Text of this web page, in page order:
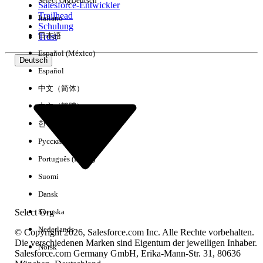
Erfahrung
Keine Ergebnisse
Salesforce-Entwickler
Trailhead
Schulung
Trust
Deutsch
Select Org
Italiano
日本語
Español (México)
Español
中文（简体）
中文（繁體）
한국어
Русский
Português (Brasil)
Suomi
Dansk
Svenska
Nederlands
Norsk
© Copyright 2026, Salesforce.com Inc. Alle Rechte vorbehalten.
Die verschiedenen Marken sind Eigentum der jeweiligen Inhaber.
Salesforce.com Germany GmbH, Erika-Mann-Str. 31, 80636